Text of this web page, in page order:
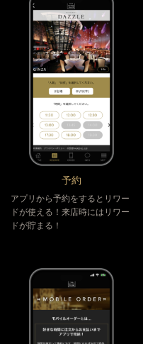
予約
アプリから予約をするとリワー
ドが使える！来店時にはリワー
ドが貯まる！